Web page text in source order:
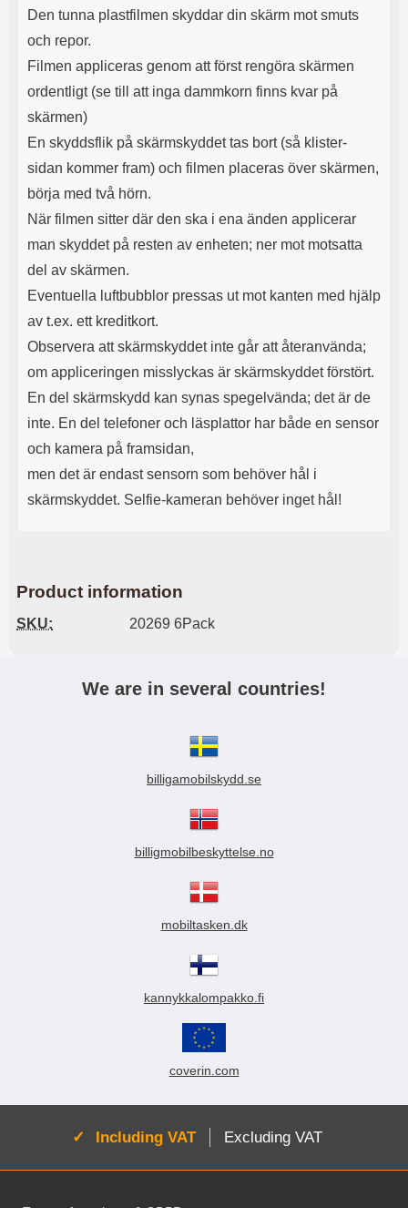
Den tunna plastfilmen skyddar din skärm mot smuts
och repor.
Filmen appliceras genom att först rengöra skärmen
ordentligt (se till att inga dammkorn finns kvar på
skärmen)
En skyddsflik på skärmskyddet tas bort (så klister-
sidan kommer fram) och filmen placeras över skärmen,
börja med två hörn.
När filmen sitter där den ska i ena änden applicerar
man skyddet på resten av enheten; ner mot motsatta
del av skärmen.
Eventuella luftbubblor pressas ut mot kanten med hjälp
av t.ex. ett kreditkort.
Observera att skärmskyddet inte går att återanvända;
om appliceringen misslyckas är skärmskyddet förstört.
En del skärmskydd kan synas spegelvända; det är de
inte. En del telefoner och läsplattor har både en sensor
och kamera på framsidan,
men det är endast sensorn som behöver hål i
skärmskyddet. Selfie-kameran behöver inget hål!
Product information
SKU: 20269 6Pack
We are in several countries!
billigamobilskydd.se
billigmobilbeskyttelse.no
mobiltasken.dk
kannykkalompakko.fi
coverin.com
Active:
Including VAT Excluding VAT